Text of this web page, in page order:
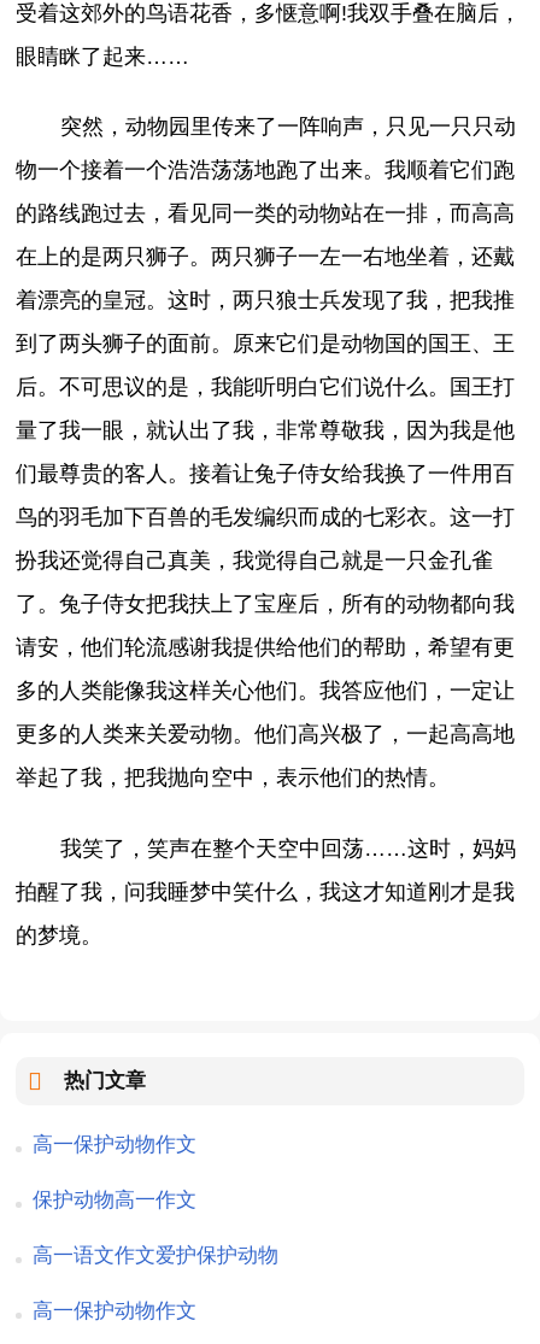
受着这郊外的鸟语花香，多惬意啊!我双手叠在脑后，
眼睛眯了起来……
突然，动物园里传来了一阵响声，只见一只只动
物一个接着一个浩浩荡荡地跑了出来。我顺着它们跑
的路线跑过去，看见同一类的动物站在一排，而高高
在上的是两只狮子。两只狮子一左一右地坐着，还戴
着漂亮的皇冠。这时，两只狼士兵发现了我，把我推
到了两头狮子的面前。原来它们是动物国的国王、王
后。不可思议的是，我能听明白它们说什么。国王打
量了我一眼，就认出了我，非常尊敬我，因为我是他
们最尊贵的客人。接着让兔子侍女给我换了一件用百
鸟的羽毛加下百兽的毛发编织而成的七彩衣。这一打
扮我还觉得自己真美，我觉得自己就是一只金孔雀
了。兔子侍女把我扶上了宝座后，所有的动物都向我
请安，他们轮流感谢我提供给他们的帮助，希望有更
多的人类能像我这样关心他们。我答应他们，一定让
更多的人类来关爱动物。他们高兴极了，一起高高地
举起了我，把我抛向空中，表示他们的热情。
我笑了，笑声在整个天空中回荡……这时，妈妈
拍醒了我，问我睡梦中笑什么，我这才知道刚才是我
的梦境。
热门文章
高一保护动物作文
保护动物高一作文
高一语文作文爱护保护动物
高一保护动物作文